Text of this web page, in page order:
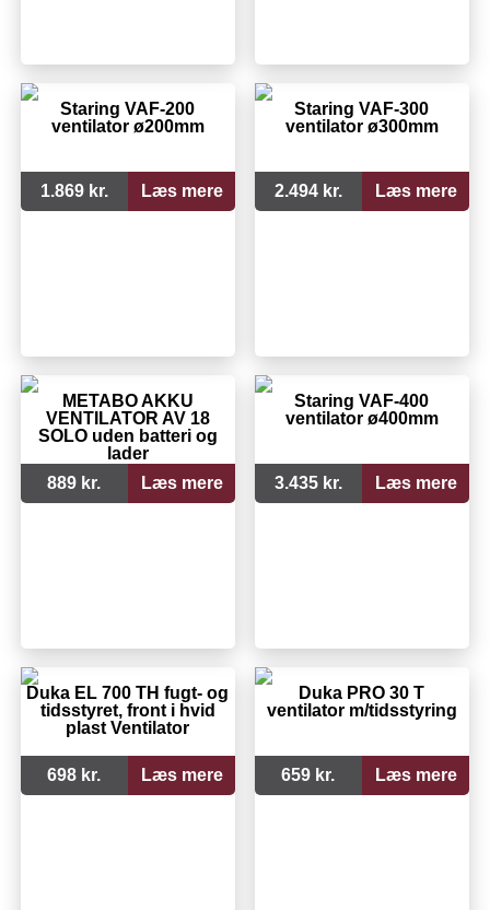
Staring VAF-200
ventilator ø200mm
1.869 kr. Læs mere
Staring VAF-300
ventilator ø300mm
2.494 kr. Læs mere
METABO AKKU
VENTILATOR AV 18
SOLO uden batteri og
lader
889 kr.
Læs mere
Staring VAF-400
ventilator ø400mm
3.435 kr. Læs mere
Duka EL 700 TH fugt- og
tidsstyret, front i hvid
plast Ventilator
698 kr. Læs mere
Duka PRO 30 T
ventilator m/tidsstyring
659 kr. Læs mere